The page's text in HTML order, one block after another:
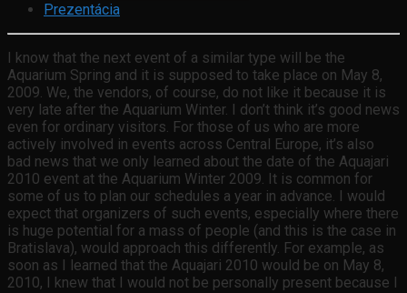
Prezentácia
I know that the next event of a similar type will be the
Aquarium Spring and it is supposed to take place on May 8,
2009. We, the vendors, of course, do not like it because it is
very late after the Aquarium Winter. I don’t think it’s good news
even for ordinary visitors. For those of us who are more
actively involved in events across Central Europe, it’s also
bad news that we only learned about the date of the Aquajari
2010 event at the Aquarium Winter 2009. It is common for
some of us to plan our schedules a year in advance. I would
expect that organizers of such events, especially where there
is huge potential for a mass of people (and this is the case in
Bratislava), would approach this differently. For example, as
soon as I learned that the Aquajari 2010 would be on May 8,
2010, I knew that I would not be personally present because I